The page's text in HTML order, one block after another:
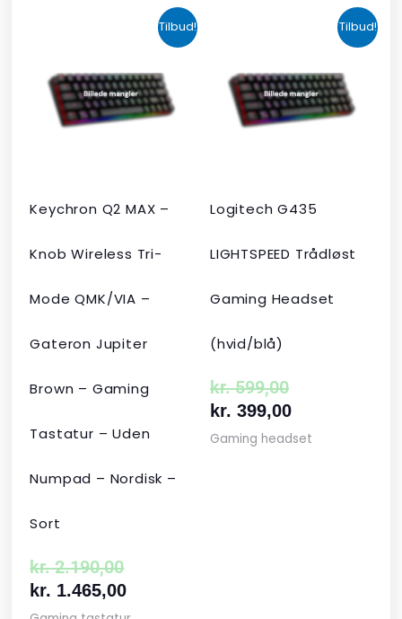
Tilbud!
Keychron Q2 MAX –
Knob Wireless Tri-
Mode QMK/VIA –
Gateron Jupiter
Brown – Gaming
Tastatur – Uden
Numpad – Nordisk –
Sort
kr.2.190,00
oprindelige
pris
var:
kr. 2.190,00.
kr. 1.465,00
Den
aktuelle
pris
er:
kr. 1.465,00.
Tilbud!
Logitech G435
LIGHTSPEED Trådløst
Gaming Headset
(hvid/blå)
kr.599,00
oprindelige
pris
var:
kr. 599,00.
kr. 399,00
aktuelle
pris
er:
kr. 399,00.
Gaming headset